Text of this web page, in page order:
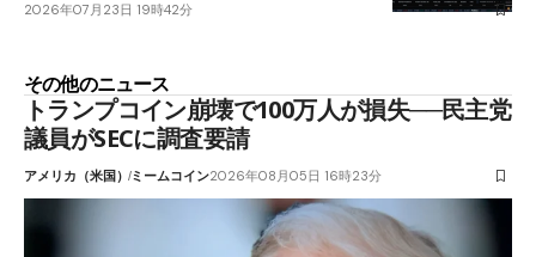
2026年07月23日 19時42分
その他のニュース
トランプコイン崩壊で100万人が損失──民主党
議員がSECに調査要請
アメリカ（米国）ミームコイン2026年08月05日 16時23分